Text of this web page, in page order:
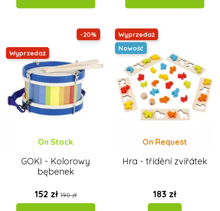
-20%
Wyprzedaż
On Stock
GOKI - Kolorowy
bębenek
152 zł 190 zł
Wyprzedaż
Nowość
On Request
Hra - třídění zvířátek
183 zł